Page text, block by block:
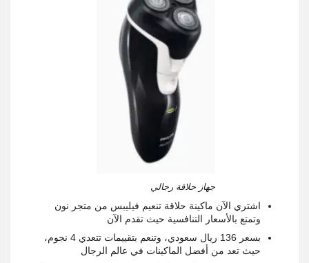
جهاز حلاقة رجالي
اشتري الآن ماكينة حلاقة تنعيم فيليبس من متجر نون
وتمتع بالأسعار التنافسية حيث تقدم الآن
بسعر 136 ريال سعودي، وتنعم بتقييمات تتعدي 4 نجوم،
حيث تعد من أفضل الماكينات في عالم الرجال